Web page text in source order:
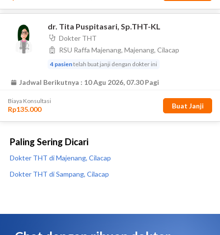
Paling Sering Dicari
Dokter THT di Majenang, Cilacap
Dokter THT di Sampang, Cilacap